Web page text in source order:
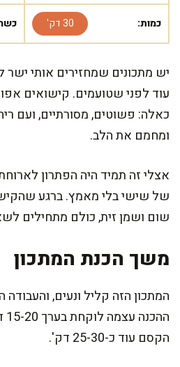
כמות: 30 דק'
יש מתכונים שמחזירים אותי
עוד לפני שטועמים. קישואים
כאלה: פשוטים, מסורתיים, ועם
ומחמם את הלב.
אצלי זה תמיד היה הפתרון
של שישי בלי מאמץ. ברגע
שום ושמן זית, כולם מתחילים
משך הכנת המתכון
המתכון הזה קליל ונעים,
הקסם עוד כ-25-30 דק'.